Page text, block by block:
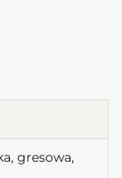
gresowa,